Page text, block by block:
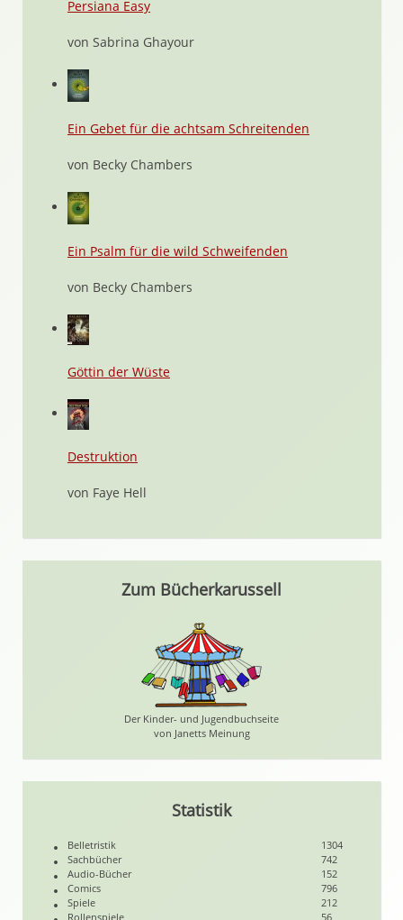
Persiana Easy
von Sabrina Ghayour
Ein Gebet für die achtsam Schreitenden
von Becky Chambers
Ein Psalm für die wild Schweifenden
von Becky Chambers
Göttin der Wüste
Destruktion
von Faye Hell
Zum Bücherkarussell
Der Kinder- und Jugendbuchseite
von Janetts Meinung
Statistik
Belletristik
1304
Sachbücher
742
Audio-Bücher
152
Comics
796
Spiele
212
Rollenspiele
56